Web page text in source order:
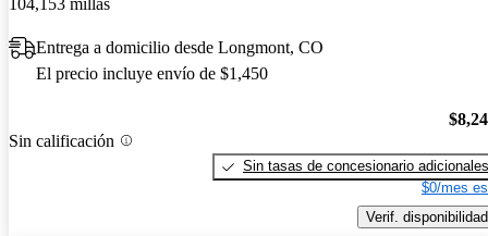
Entrega a domicilio desde Longmont, CO
El precio incluye envío de $1,450
Sin calificación
Sin tasas de concesionario adicionales
$0/mes
Verif. disponibilidad